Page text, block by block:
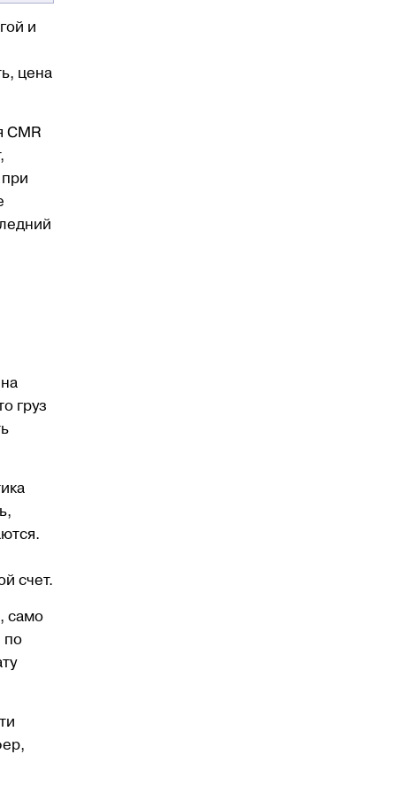
и
цена
CMR
груз
счет.
само
по